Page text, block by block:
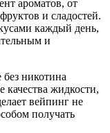
ароматов, от
и сладостей.
каждый день,
и
никотина
качества жидкости,
вейпинг не
получать